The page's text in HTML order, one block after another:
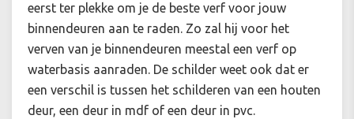
eerst ter plekke om je de beste verf voor jouw
binnendeuren aan te raden. Zo zal hij voor het
verven van je binnendeuren meestal een verf op
waterbasis aanraden. De schilder weet ook dat er
een verschil is tussen het schilderen van een houten
deur, een deur in mdf of een deur in pvc.